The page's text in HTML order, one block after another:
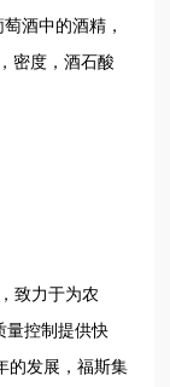
酒中的酒精，
密度，酒石酸
致力于为农
量控制提供快
的发展，福斯集